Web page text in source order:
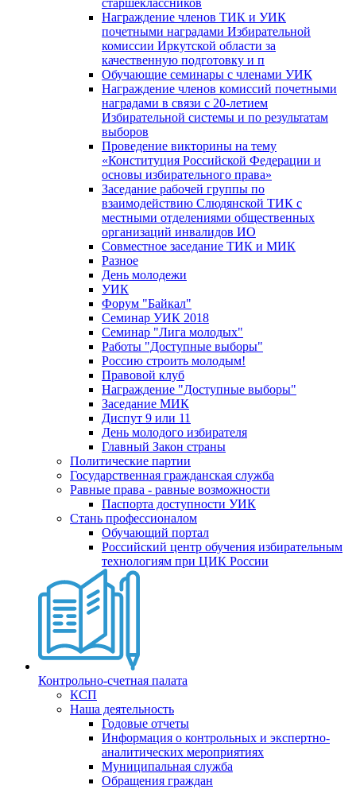
старшеклассников
Награждение членов ТИК и УИК
почетными наградами Избирательной
комиссии Иркутской области за
качественную подготовку и п
Обучающие семинары с членами УИК
Награждение членов комиссий почетными
наградами в связи с 20-летием
Избирательной системы и по результатам
выборов
Проведение викторины на тему
«Конституция Российской Федерации и
основы избирательного права»
Заседание рабочей группы по
взаимодействию Слюдянской ТИК с
местными отделениями общественных
организаций инвалидов ИО
Совместное заседание ТИК и МИК
Разное
День молодежи
УИК
Форум "Байкал"
Семинар УИК 2018
Семинар "Лига молодых"
Работы "Доступные выборы"
Россию строить молодым!
Правовой клуб
Награждение "Доступные выборы"
Заседание МИК
Диспут 9 или 11
День молодого избирателя
Главный Закон страны
Политические партии
Государственная гражданская служба
Равные права - равные возможности
Паспорта доступности УИК
Стань профессионалом
Обучающий портал
Российский центр обучения избирательным
технологиям при ЦИК России
Контрольно-счетная палата
КСП
Наша деятельность
Годовые отчеты
Информация о контрольных и экспертно-
аналитических мероприятиях
Муниципальная служба
Обращения граждан